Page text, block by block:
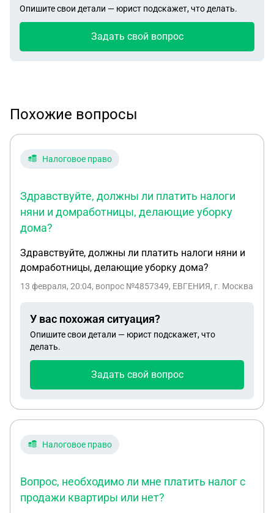
Опишите свои детали — юрист подскажет, что делать.
Задать свой вопрос
Похожие вопросы
Налоговое право
Здравствуйте, должны ли платить налоги
няни и домработницы, делающие уборку
дома?
Здравствуйте, должны ли платить налоги няни и
домработницы, делающие уборку дома?
13 февраля, 20:04, вопрос №4857349, ЕВГЕНИЯ, г. Москва
У вас похожая ситуация?
Опишите свои детали — юрист подскажет, что
делать.
Задать свой вопрос
Налоговое право
Вопрос, необходимо ли мне платить налог с
продажи квартиры или нет?